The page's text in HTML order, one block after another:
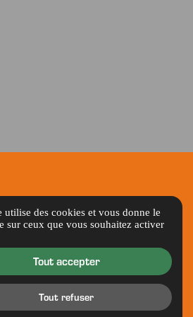
utilise des cookies et vous donne le
sur ceux que vous souhaitez activer
Tout accepter
Tout refuser